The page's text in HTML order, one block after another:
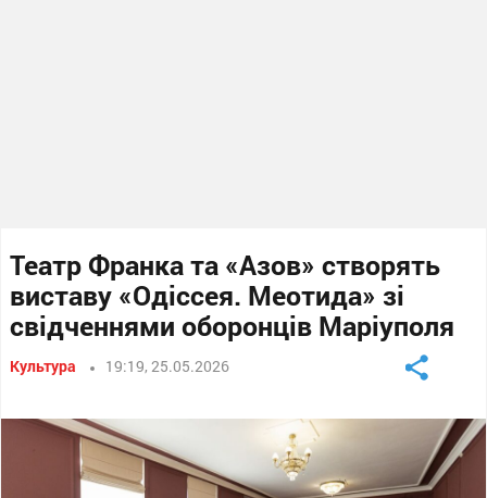
Театр Франка та «Азов» створять
виставу «Одіссея. Меотида» зі
свідченнями оборонців Маріуполя
Культура 19:19, 25.05.2026